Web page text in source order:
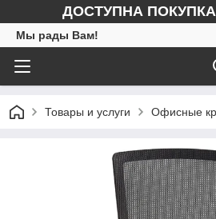
ДОСТУПНА
Мы рады Вам!
Товары и услуги Офисные